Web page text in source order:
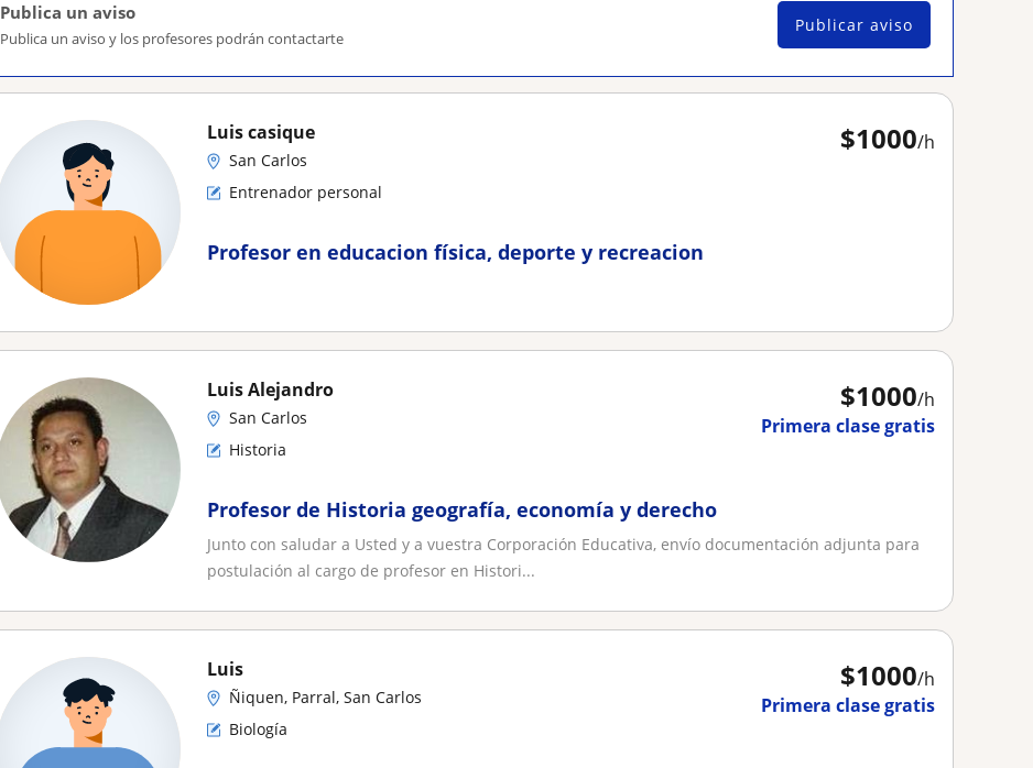
Publica un aviso
Publica un aviso y los profesores podrán contactarte
Publicar aviso
$1000/h
Luis casique
San Carlos
Entrenador personal
Profesor en educacion física, deporte y recreacion
$1000/h
Primera clase gratis
Luis Alejandro
San Carlos
Historia
Profesor de Historia geografía, economía y derecho
Junto con saludar a Usted y a vuestra Corporación Educativa, envío documentación adjunta para
postulación al cargo de profesor en Histori...
$1000/h
Primera clase gratis
Luis
Ñiquen, Parral, San Carlos
Biología